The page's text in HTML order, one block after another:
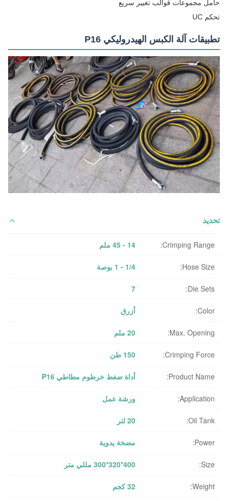
حامل مجموعات قوالب تغيير سريع
تحكم UC
تطبيقات آلة الكبس الهيدروليكي P16
تحديد
Crimping Range: 14 - 45 ملم
Hose Size: 1/4 - 1 بوصة
Die Sets:
7
Color: أزرق
Max. Opening: 20 ملم
Crimping Force: 150 طن
Product Name: أداة ضغط خرطوم مطاطي P16
Application: ورشة عمل
Oil Tank: 20 لتر
Power: مضخة يدوية
Size: 400*320*300 مللي متر
Weight: 32 كجم